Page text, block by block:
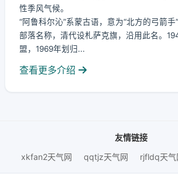
性季风气候。
“阿鲁科尔沁”系蒙古语，意为“北方的弓箭
部落名称，清代设札萨克旗，沿用此名。
盟，1969年划归...
查看更多介绍
友情链接
xkfan2天气网
qqtjz天气网 rjfldq天气